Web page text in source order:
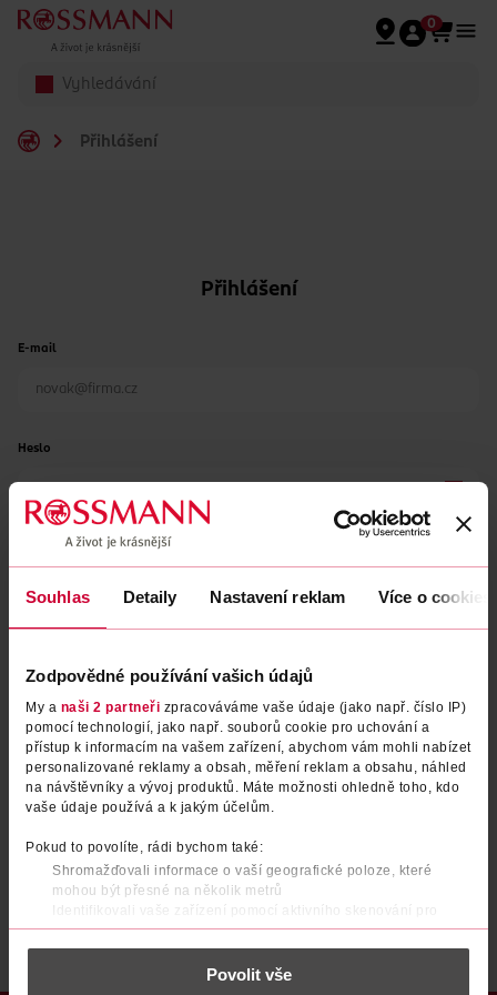
Souhlas Detaily Nastavení reklam Více o cookies
Zodpovědné používání vašich údajů
My a naši 2 partneři zpracováváme vaše údaje (jako např. číslo IP)
pomocí technologií, jako např. souborů cookie pro uchování a
přístup k informacím na vašem zařízení, abychom vám mohli nabízet
personalizované reklamy a obsah, měření reklam a obsahu, náhled
na návštěvníky a vývoj produktů. Máte možnosti ohledně toho, kdo
vaše údaje používá a k jakým účelům.
Pokud to povolíte, rádi bychom také:
Shromažďovali informace o vaší geografické poloze, které
mohou být přesné na několik metrů
Identifikovali vaše zařízení pomocí aktivního skenování pro
konkrétní charakteristiky (otisk prstu)
Zjistěte více o tom, jak zpracováváme vaše osobní údaje, a nastavte
části s podrobnostmi . Svůj souhlas můžete kdykoliv
Povolit vše
Přeskočit na hlavmní obsah
0
Přihlášení
Přihlášení
E-mail
Heslo
Zapomenuté heslo
PŘIHLÁSIT SE
Po registraci se stáváte členem ROSSMANN CLUBu a můžete čerpat výhody naplno. Zjistit více